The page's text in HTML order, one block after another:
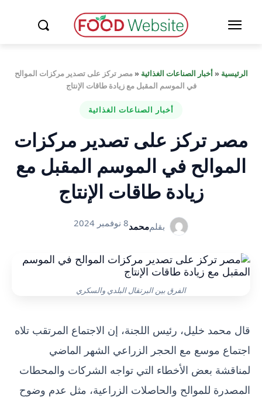
الرئيسية «أخبار الصناعات الغذائية «مصر تركز على تصدير مركزات الموالح
في الموسم المقبل مع زيادة طاقات الإنتاج
أخبار الصناعات الغذائية
مصر تركز على تصدير مركزات
الموالح في الموسم المقبل مع
زيادة طاقات الإنتاج
بقلممحمد8 نوفمبر 2024
الفرق بين البرتقال البلدي والسكري
قال محمد خليل، رئيس اللجنة، إن الاجتماع المرتقب تلاه
اجتماع موسع مع الحجر الزراعي الشهر الماضي
لمناقشة بعض الأخطاء التي تواجه الشركات والمحطات
المصدرة للموالح والحاصلات الزراعية، مثل عدم وضوح